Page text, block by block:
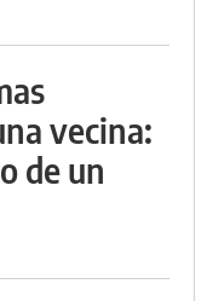
vecina:
de un